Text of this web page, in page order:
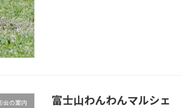
会の案内 富士山わんわんマルシェ